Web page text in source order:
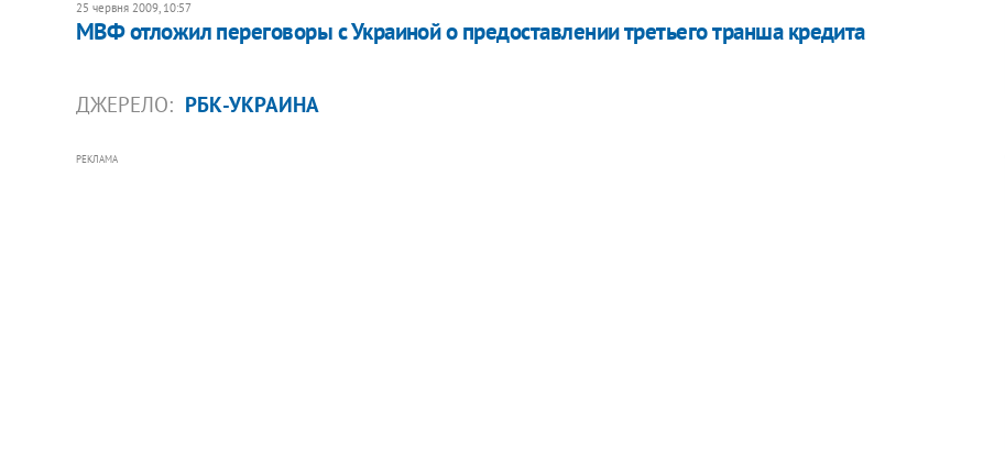
25 червня 2009, 10:57
МВФ отложил переговоры с Украиной о предоставлении третьего транша кредита
ДЖЕРЕЛО: РБК-УКРАИНА
РЕКЛАМА